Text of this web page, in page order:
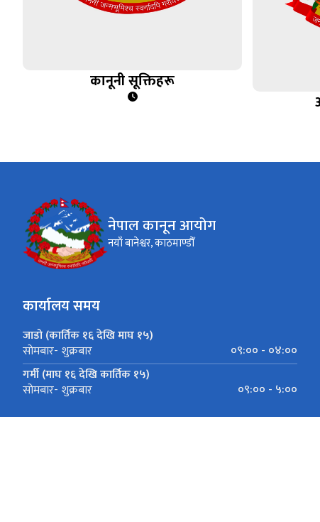
कानूनी सूक्तिहरू
नेपाल कानून आयोग
नयाँ बानेश्वर, काठमाण्डौँ
कार्यालय समय
जाडो (कार्तिक १६ देखि माघ १५)
सोमबार- शुक्रबार
०९:०० - ०४:००
गर्मी (माघ १६ देखि कार्तिक १५)
सोमबार- शुक्रबार ०९:०० - ५:००